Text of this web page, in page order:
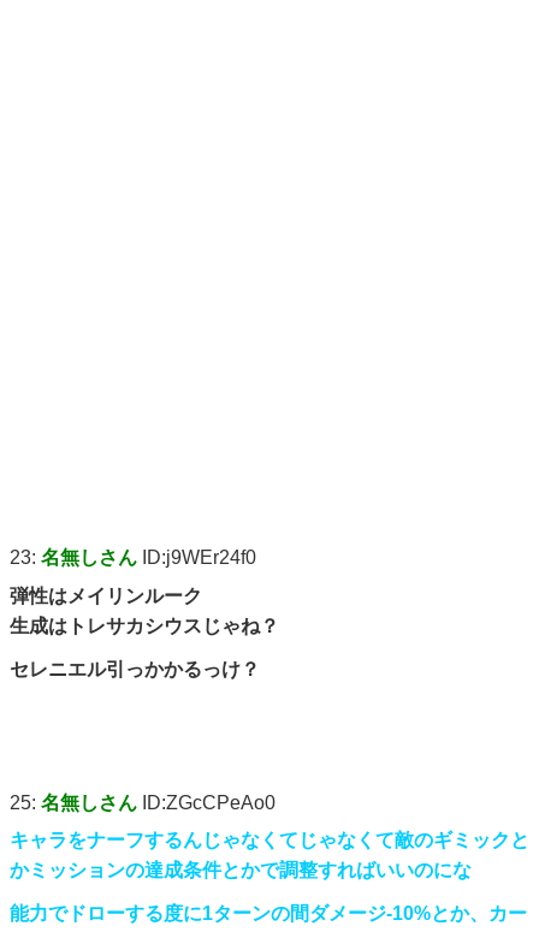
23: 名無しさん ID:j9WEr24f0
弾性はメイリンルーク
生成はトレサカシウスじゃね？
セレニエル引っかかるっけ？
25: 名無しさん ID:ZGcCPeAo0
キャラをナーフするんじゃなくてじゃなくて敵のギミックと
かミッションの達成条件とかで調整すればいいのにな
能力でドローする度に1ターンの間ダメージ-10%とか、カー